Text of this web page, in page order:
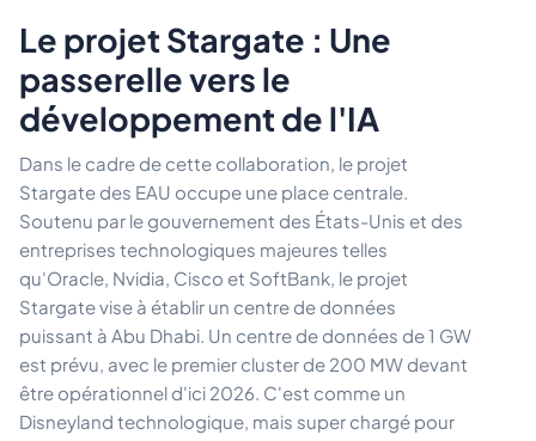
Le projet Stargate : Une
passerelle vers le
développement de l'IA
Dans le cadre de cette collaboration, le projet
Stargate des EAU occupe une place centrale.
Soutenu par le gouvernement des États-Unis et des
entreprises technologiques majeures telles
qu'Oracle, Nvidia, Cisco et SoftBank, le projet
Stargate vise à établir un centre de données
puissant à Abu Dhabi. Un centre de données de 1 GW
est prévu, avec le premier cluster de 200 MW devant
être opérationnel d'ici 2026. C'est comme un
Disneyland technologique, mais super chargé pour